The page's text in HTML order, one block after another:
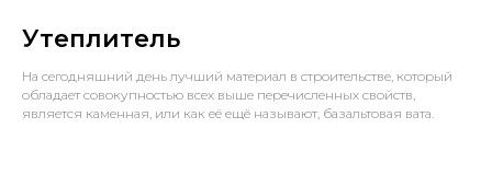
Утеплитель
На сегодняшний день лучший материал в строительстве, который
обладает совокупностью всех выше перечисленных свойств,
является каменная, или как её ещё называют, базальтовая вата.